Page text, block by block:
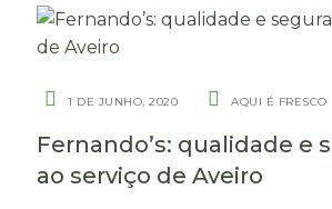
1 DE JUNHO, 2020 AQUI É FRESCO
Fernando’s: qualidade e
ao serviço de Aveiro